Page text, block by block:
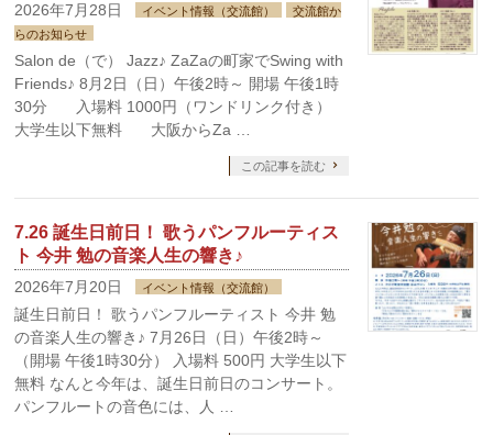
2026年7月28日 イベント情報（交流館）
交流館か
らのお知らせ
Salon de（で） Jazz♪ ZaZaの町家でSwing with
Friends♪ 8月2日（日）午後2時～ 開場 午後1時
30分 入場料 1000円（ワンドリンク付き）
大学生以下無料 大阪からZa …
この記事を読む
7.26 誕生日前日！ 歌うパンフルーティス
ト 今井 勉の音楽人生の響き♪
2026年7月20日 イベント情報（交流館）
誕生日前日！ 歌うパンフルーティスト 今井 勉
の音楽人生の響き♪ 7月26日（日）午後2時～
（開場 午後1時30分） 入場料 500円 大学生以下
無料 なんと今年は、誕生日前日のコンサート。
パンフルートの音色には、人 …